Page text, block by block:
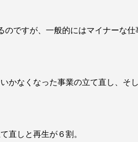
のですが、一般的にはマイナーな仕
かなくなった事業の立て直し、そ
直しと再生が６割。